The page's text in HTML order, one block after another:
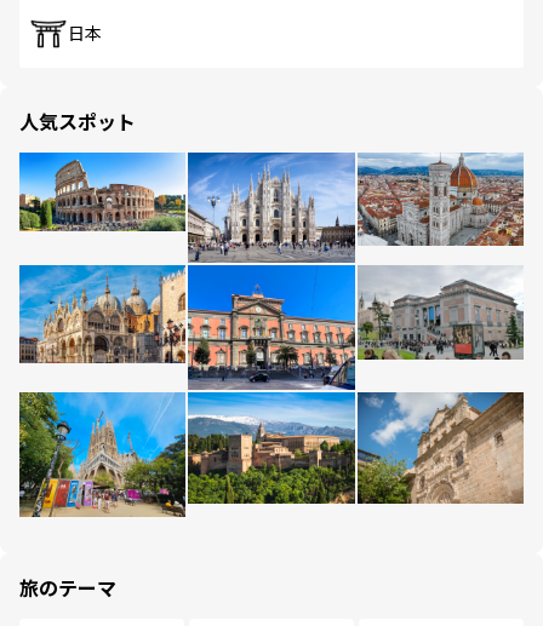
日本
人気スポット
旅のテーマ